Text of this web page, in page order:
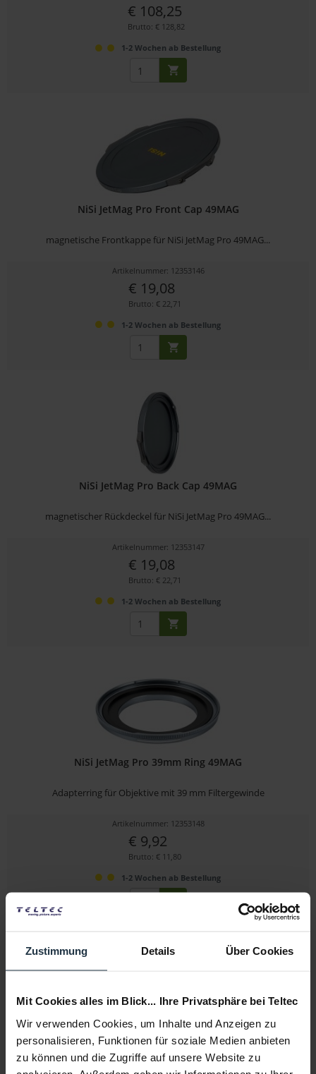
Zustimmung Details Über Cookies
Mit Cookies alles im Blick... Ihre Privatsphäre bei Teltec
Wir verwenden Cookies, um Inhalte und Anzeigen zu
personalisieren, Funktionen für soziale Medien anbieten
zu können und die Zugriffe auf unsere Website zu
€ 108,25
Brutto: € 128,82
1-2 Wochen ab Bestellung
NiSi JetMag Pro Front Cap 49MAG
magnetische Frontkappe für NiSi JetMag Pro 49MAG...
Artikelnummer: 12353146
€ 19,08
Brutto: € 22,71
1-2 Wochen ab Bestellung
NiSi JetMag Pro Back Cap 49MAG
magnetischer Rückdeckel für NiSi JetMag Pro 49MAG...
Artikelnummer: 12353147
€ 19,08
Brutto: € 22,71
1-2 Wochen ab Bestellung
NiSi JetMag Pro 39mm Ring 49MAG
Adapterring für Objektive mit 39 mm Filtergewinde
Artikelnummer: 12353148
€ 9,92
Brutto: € 11,80
1-2 Wochen ab Bestellung
NiSi JetMag Pro 40.5mm Ring 49MAG
Adapterring für Objektive mit 40,5 mm Filtergewinde